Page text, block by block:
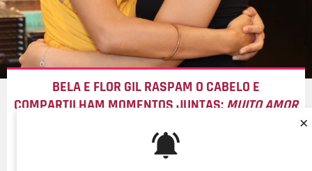
×
BELA E FLOR GIL RASPAM O CABELO E
COMPARTILHAM MOMENTOS JUNTAS:MUITO AMOR